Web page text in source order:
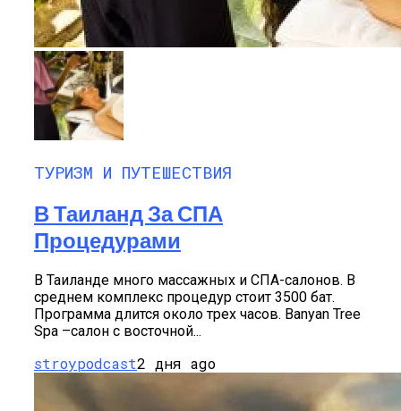
ТУРИЗМ И ПУТЕШЕСТВИЯ
В Таиланд За СПА
Процедурами
В Таиланде много массажных и СПА-салонов. В
среднем комплекс процедур стоит 3500 бат.
Программа длится около трех часов. Banyan Tree
Spa –салон с восточной...
stroypodcast2 дня ago